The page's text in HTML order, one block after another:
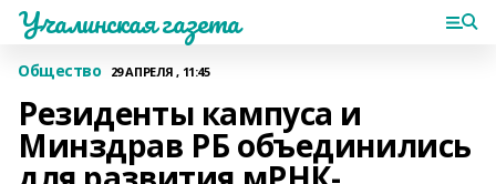
Учалинская газета
Общество 29 АПРЕЛЯ , 11:45
Резиденты кампуса и
Минздрав РБ объединились